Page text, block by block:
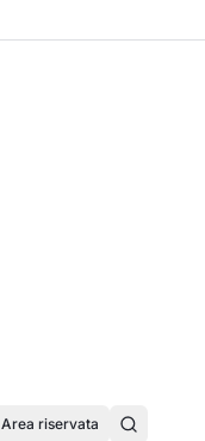
Area riservata